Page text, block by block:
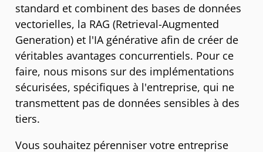
standard et combinent des bases de données
vectorielles, la RAG (Retrieval-Augmented
Generation) et l'IA générative afin de créer de
véritables avantages concurrentiels. Pour ce
faire, nous misons sur des implémentations
sécurisées, spécifiques à l'entreprise, qui ne
transmettent pas de données sensibles à des
tiers.
Vous souhaitez pérenniser votre entreprise